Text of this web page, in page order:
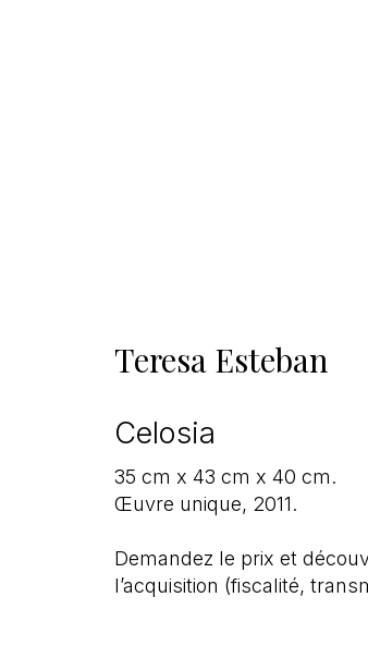
Teresa Esteban
Celosia
35 cm x 43 cm x 40 cm.
Œuvre unique, 2011.
Demandez le prix et
l’acquisition (fiscalité,